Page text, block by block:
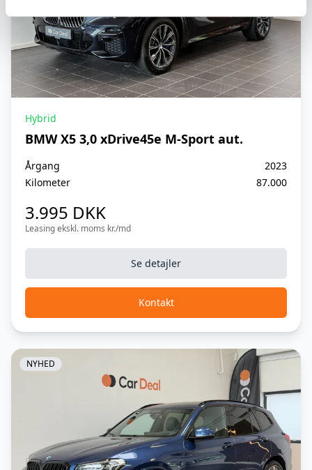
Elsæder foran
Højdejusterbart forsæde
Højdejusterbart forsæde
Isofix
Musikstreaming via Bluetooth
Navigation
Parkeringssensor (for)
Soltag, elektrisk
Sportssæder
Sædevarme
Vejbane assistent
Hybrid
BMW X5 3,0 xDrive45e M-Sport aut.
Årgang
2023
Kilometer
87.000
3.995 DKK
Leasing ekskl. moms kr./md
Se detajler
Kontakt
NYHED